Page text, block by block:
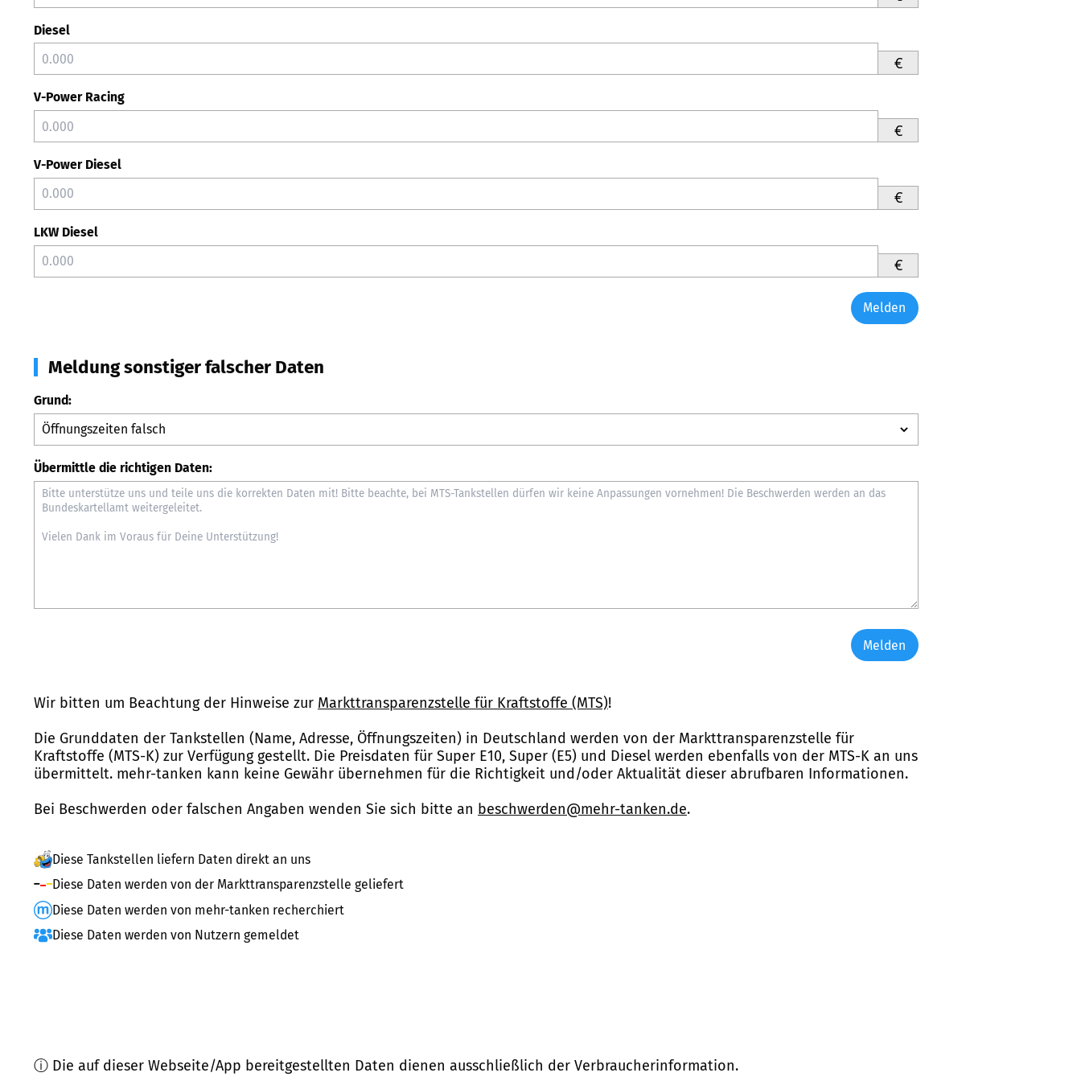
Diesel
€
V-Power Racing
€
V-Power Diesel
€
LKW Diesel
€
Melden
Meldung sonstiger falscher Daten
Grund:
Übermittle die richtigen Daten:
Melden
Wir bitten um Beachtung der Hinweise zur Markttransparenzstelle für Kraftstoffe (MTS)!
Die Grunddaten der Tankstellen (Name, Adresse, Öffnungszeiten) in Deutschland werden von der Markttransparenzstelle für
Kraftstoffe (MTS-K) zur Verfügung gestellt. Die Preisdaten für Super E10, Super (E5) und Diesel werden ebenfalls von der MTS-K an uns
übermittelt. mehr-tanken kann keine Gewähr übernehmen für die Richtigkeit und/oder Aktualität dieser abrufbaren Informationen.
Bei Beschwerden oder falschen Angaben wenden Sie sich bitte an beschwerden@mehr-tanken.de.
Diese Tankstellen liefern Daten direkt an uns
Diese Daten werden von der Markttransparenzstelle geliefert
Diese Daten werden von mehr-tanken recherchiert
Diese Daten werden von Nutzern gemeldet
ⓘ Die auf dieser Webseite/App bereitgestellten Daten dienen ausschließlich der Verbraucherinformation.